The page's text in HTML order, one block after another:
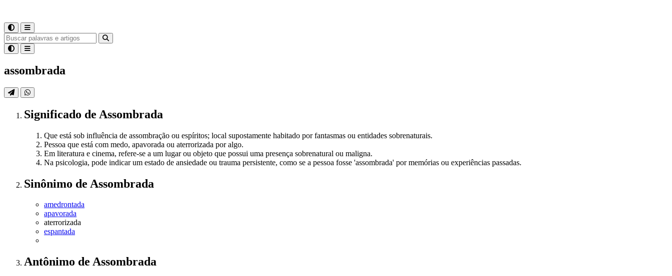
assombrada
Significado de Assombrada
Que está sob influência de assombração ou espíritos; local supostamente habitado por fantasmas ou entidades sobrenaturais.
Pessoa que está com medo, apavorada ou aterrorizada por algo.
Em literatura e cinema, refere-se a um lugar ou objeto que possui uma presença sobrenatural ou maligna.
Na psicologia, pode indicar um estado de ansiedade ou trauma persistente, como se a pessoa fosse 'assombrada' por memórias ou experiências passadas.
Sinônimo de Assombrada
amedrontada
apavorada
aterrorizada
espantada
Antônimo de Assombrada